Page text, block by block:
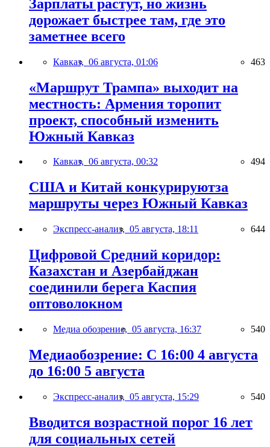
Зарплаты растут, но жизнь
дорожает быстрее там, где это
заметнее всего
Кавказ, 06 августа, 01:06 463
«Маршрут Трампа» выходит на
местность: Армения торопит
проект, способный изменить
Южный Кавказ
Кавказ, 06 августа, 00:32 494
США и Китай конкурируютза
маршруты через Южный Кавказ
Экспресс-анализ, 05 августа, 18:11 644
Цифровой Средний коридор:
Казахстан и Азербайджан
соединили берега Каспия
оптоволокном
Медиа обозрение, 05 августа, 16:37 540
Медиаобозрение: С 16:00 4 августа
до 16:00 5 августа
Экспресс-анализ, 05 августа, 15:29 540
Вводится возрастной порог 16 лет
для социальных сетей